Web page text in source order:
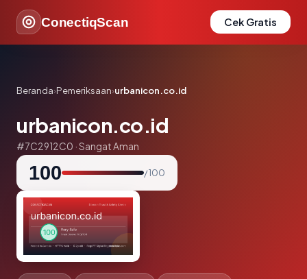
ConectiqScan Cek Gratis
Beranda›Pemeriksaan›urbanicon.co.id
urbanicon.co.id
#7C2912C0 · Sangat Aman
100 / 100